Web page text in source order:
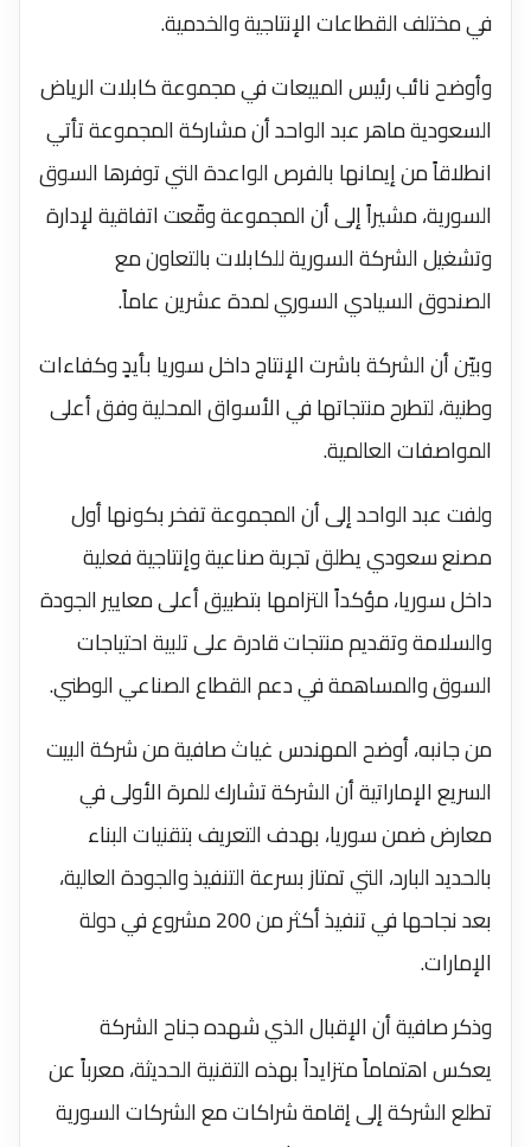
في مختلف القطاعات الإنتاجية والخدمية.
وأوضح نائب رئيس المبيعات في مجموعة كابلات الرياض
السعودية ماهر عبد الواحد أن مشاركة المجموعة تأتي
انطلاقاً من إيمانها بالفرص الواعدة التي توفرها السوق
السورية، مشيراً إلى أن المجموعة وقّعت اتفاقية لإدارة
وتشغيل الشركة السورية للكابلات بالتعاون مع
الصندوق السيادي السوري لمدة عشرين عاماً.
وبيّن أن الشركة باشرت الإنتاج داخل سوريا بأيدٍ وكفاءات
وطنية، لتطرح منتجاتها في الأسواق المحلية وفق أعلى
المواصفات العالمية.
ولفت عبد الواحد إلى أن المجموعة تفخر بكونها أول
مصنع سعودي يطلق تجربة صناعية وإنتاجية فعلية
داخل سوريا، مؤكداً التزامها بتطبيق أعلى معايير الجودة
والسلامة وتقديم منتجات قادرة على تلبية احتياجات
السوق والمساهمة في دعم القطاع الصناعي الوطني.
من جانبه، أوضح المهندس غياث صافية من شركة البيت
السريع الإماراتية أن الشركة تشارك للمرة الأولى في
معارض ضمن سوريا، بهدف التعريف بتقنيات البناء
بالحديد البارد، التي تمتاز بسرعة التنفيذ والجودة العالية،
بعد نجاحها في تنفيذ أكثر من 200 مشروع في دولة
الإمارات.
وذكر صافية أن الإقبال الذي شهده جناح الشركة
يعكس اهتماماً متزايداً بهذه التقنية الحديثة، معرباً عن
تطلع الشركة إلى إقامة شراكات مع الشركات السورية